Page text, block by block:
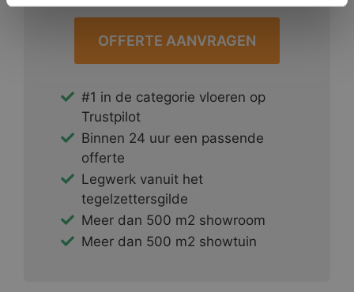
OFFERTE AANVRAGEN
#1 in de categorie vloeren op
Trustpilot
Binnen 24 uur een passende
offerte
Legwerk vanuit het
tegelzettersgilde
Meer dan 500 m2 showroom
Meer dan 500 m2 showtuin